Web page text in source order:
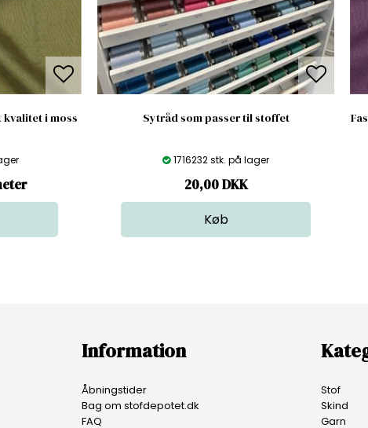
i moss
Sytråd som passer til stoffet
1716232 stk. på lager
20,00DKK
Information
Åbningstider
Bag om stofdepotet.dk
FAQ
Stof
Skind
Garn